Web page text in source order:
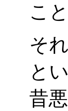
こ
そ
と
昔